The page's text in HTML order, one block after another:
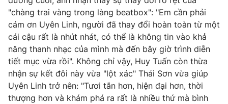
"chàng trai vàng trong làng beatbox": "Em cần phải
cảm ơn Uyên Linh, người đã thay đổi hoàn toàn từ một
cái cậu rất là nhút nhát, có thể là không tin vào khả
năng thanh nhạc của mình mà đến bây giờ trình diễn
tiết mục vừa rồi". Không chỉ vậy, Huy Tuấn còn thừa
nhận sự kết đôi này vừa "lột xác" Thái Sơn vừa giúp
Uyên Linh trở nên: "Tươi tắn hơn, hiện đại hơn, thời
thượng hơn và khám phá ra rất là nhiều thứ mà bình